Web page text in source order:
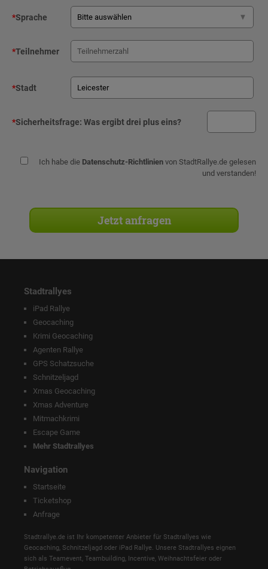
*Sprache
*Teilnehmer
*Stadt
*Sicherheitsfrage: Was ergibt drei plus eins?
Ich habe die Datenschutz-Richtlinien von StadtRallye.de gelesen
und verstanden!
Stadtrallyes
iPad Rallye
Geocaching
Krimi Geocaching
Agenten Rallye
GPS Schatzsuche
Schnitzeljagd
Xmas Geocaching
Xmas Adventure
Mitmachkrimi
Escape Game
Mehr Stadtrallyes
Navigation
Startseite
Ticketshop
Anfrage
Stadtrallye.de ist Ihr kompetenter Anbieter für Stadtrallyes wie
Geocaching, Schnitzeljagd oder iPad Rallye. Unsere Stadtrallyes eignen
sich als Teamevent, Teambuilding, Incentive, Weihnachtsfeier oder